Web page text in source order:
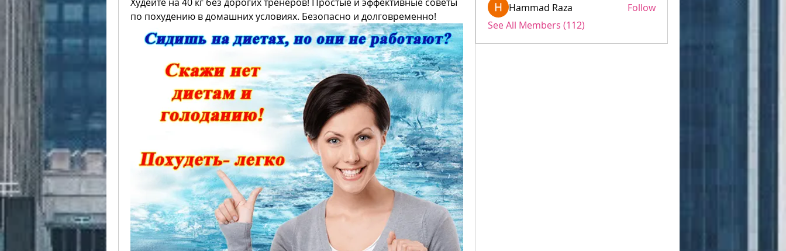
по похудению в домашних условиях. Безопасно и долговременно!
Hammad Raza
Follow
See All Members (112)